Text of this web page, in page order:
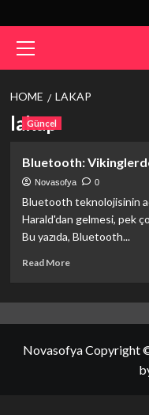
Menu
HOME LAKAP
lakap
Güncel
Bluetooth:
Novasofya 0
Bluetooth teknolojisinin
Harald'dan gelmesi, pek
Bu yazıda, Bluetooth...
Read MoreRead
Bluetooth:
Novasofya Copyright